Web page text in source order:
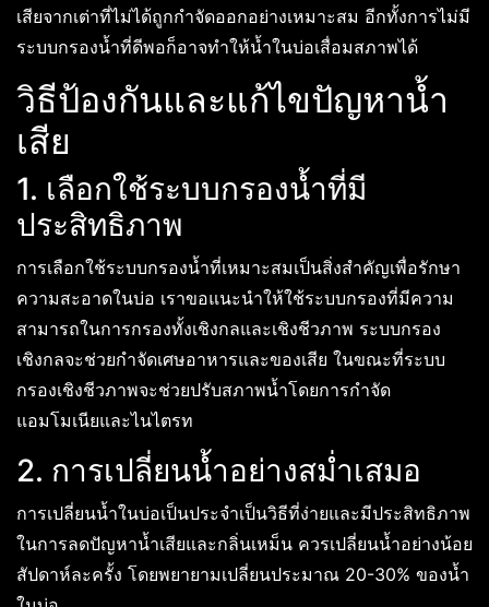
เสียจากเต่าที่ไม่ได้ถูกกำจัดออกอย่างเหมาะสม อีกทั้งการไม่มี
ระบบกรองน้ำที่ดีพอก็อาจทำให้น้ำในบ่อเสื่อมสภาพได้
วิธีป้องกันและแก้ไขปัญหาน้ำ
เสีย
1. เลือกใช้ระบบกรองน้ำที่มี
ประสิทธิภาพ
การเลือกใช้ระบบกรองน้ำที่เหมาะสมเป็นสิ่งสำคัญเพื่อรักษา
ความสะอาดในบ่อ เราขอแนะนำให้ใช้ระบบกรองที่มีความ
สามารถในการกรองทั้งเชิงกลและเชิงชีวภาพ ระบบกรอง
เชิงกลจะช่วยกำจัดเศษอาหารและของเสีย ในขณะที่ระบบ
กรองเชิงชีวภาพจะช่วยปรับสภาพน้ำโดยการกำจัด
แอมโมเนียและไนไตรท
2. การเปลี่ยนน้ำอย่างสม่ำเสมอ
การเปลี่ยนน้ำในบ่อเป็นประจำเป็นวิธีที่ง่ายและมีประสิทธิภาพ
ในการลดปัญหาน้ำเสียและกลิ่นเหม็น ควรเปลี่ยนน้ำอย่างน้อย
สัปดาห์ละครั้ง โดยพยายามเปลี่ยนประมาณ 20-30% ของน้ำ